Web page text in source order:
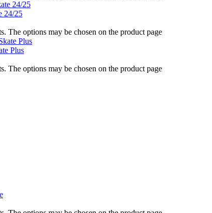
24/25
The options may be chosen on the product page
Plus
The options may be chosen on the product page